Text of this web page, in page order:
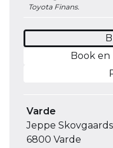
Toyota Finans.
Book
Varde
Jeppe Skovgaards
6800 Varde